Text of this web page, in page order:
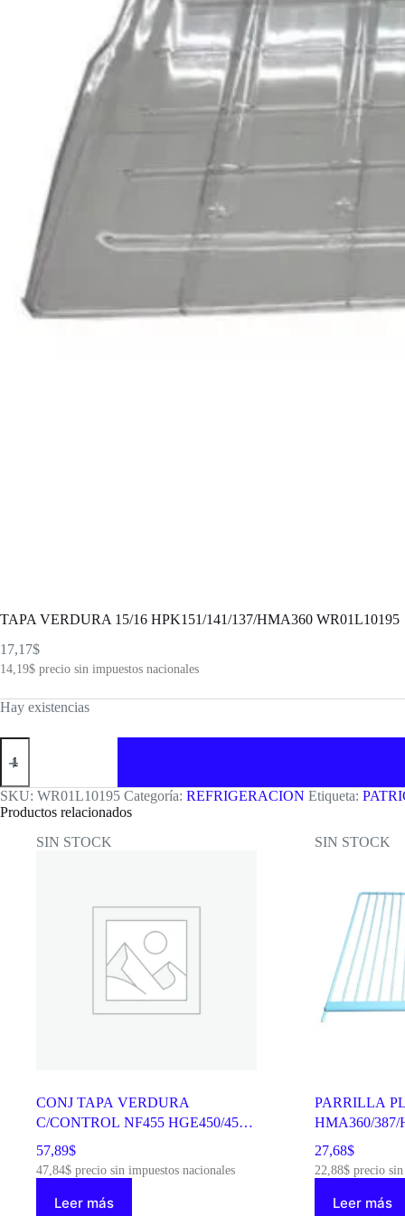
TAPA VERDURA 15/16 HPK151/141/137/HMA360 WR01L10195
17,17$
14,19$ precio sin impuestos nacionales
Hay existencias
TAPA
VERDURA
HPK151/141/137/HMA360
WR01L10195
cantidad
SKU: WR01L10195 Categoría: REFRIGERACION Etiqueta:
Productos relacionados
SIN STOCK
CONJ TAPA VERDURA
C/CONTROL NF455 HGE450/455
WG03L07891
57,89$
47,84$ precio sin impuestos nacionales
Leer más
SIN STOCK
PARRILLA
HMA360/387/
WR01L10611
27,68$
22,88$precio sin
Leer más